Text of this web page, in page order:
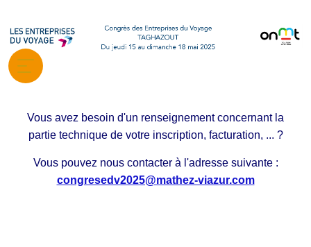
Vous avez besoin d'un renseignement concernant la
partie technique de votre inscription, facturation, ... ?
Vous pouvez nous contacter à l'adresse suivante :
congresedv2025@mathez-viazur.com